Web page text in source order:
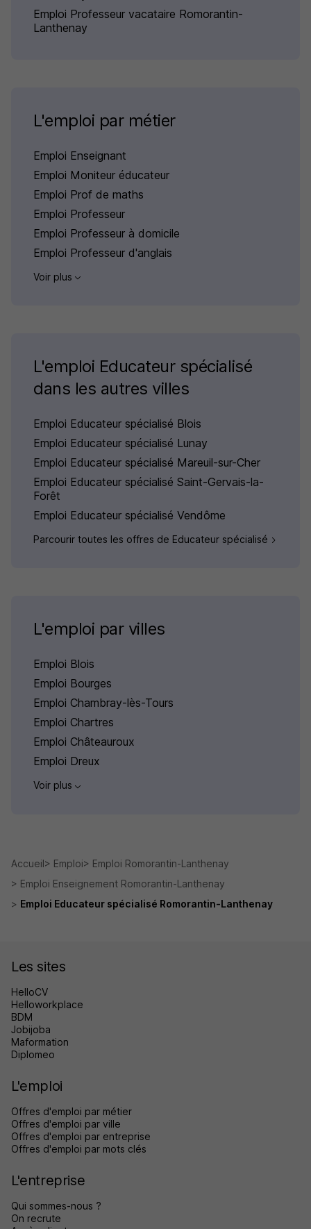
Emploi Professeur vacataire Romorantin-
Lanthenay
L'emploi par métier
Emploi Enseignant
Emploi Moniteur éducateur
Emploi Prof de maths
Emploi Professeur
Emploi Professeur à domicile
Emploi Professeur d'anglais
Voir plus
L'emploi Educateur spécialisé
dans les autres villes
Emploi Educateur spécialisé Blois
Emploi Educateur spécialisé Lunay
Emploi Educateur spécialisé Mareuil-sur-Cher
Emploi Educateur spécialisé Saint-Gervais-la-
Forêt
Emploi Educateur spécialisé Vendôme
Parcourir toutes les offres de Educateur spécialisé
L'emploi par villes
Emploi Blois
Emploi Bourges
Emploi Chambray-lès-Tours
Emploi Chartres
Emploi Châteauroux
Emploi Dreux
Voir plus
Accueil Emploi
Emploi Romorantin-Lanthenay
Emploi Enseignement Romorantin-Lanthenay
Emploi Educateur spécialisé Romorantin-Lanthenay
Les sites
HelloCV
Helloworkplace
BDM
Jobijoba
Maformation
Diplomeo
L'emploi
Offres d'emploi par métier
Offres d'emploi par ville
Offres d'emploi par entreprise
Offres d'emploi par mots clés
L'entreprise
Qui sommes-nous ?
On recrute